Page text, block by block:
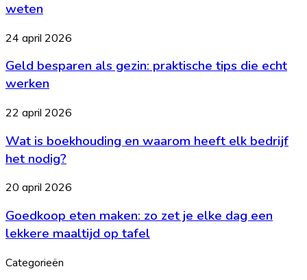
balans
is
je
moet
weten
weten
Geld
als
gezin:
praktische
die
werken
24 april 2026
Geld besparen als gezin: praktische tips die echt
werken
Wat
boekhouding
en
waarom
heeft
elk
bedrijf
het
nodig?
22 april 2026
Wat is boekhouding en waarom heeft elk bedrijf
het nodig?
Goedkoop
maken:
zo
zet
elke
20 april 2026
Goedkoop eten maken: zo zet je elke dag een
lekkere maaltijd op tafel
Categorieën